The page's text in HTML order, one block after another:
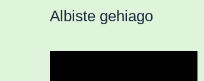
Albiste gehiago